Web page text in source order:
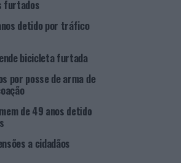
por tráfico de estupefacientes
Iria da Azóia: Detidos por posse
furtados
detido por tráfico
bicicleta furtada
por posse de arma de
de 49 anos detido
a cidadãos